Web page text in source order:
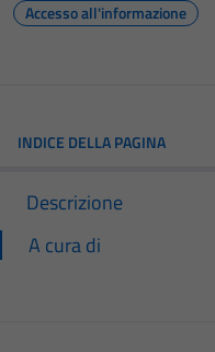
Accesso all'informazione
INDICE DELLA PAGINA
Descrizione
A cura di